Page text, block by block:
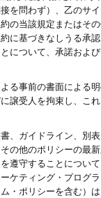
を問わず）、乙のサ
の当該規定またはそ
に基づきなしうる承
について、承諾およ
る事前の書面による
譲受人を拘束し、こ
、ガイドライン、別
の他のポリシーの最
遵守することにつ
ケティング・プログ
・ポリシーを含む）